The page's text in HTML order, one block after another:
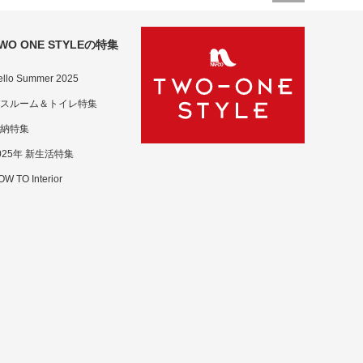
ONE STYLEの特集
Summer 2025
ルーム＆トイレ特集
特集
年 新生活特集
TO Interior